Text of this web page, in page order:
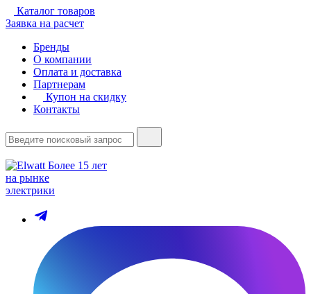
Каталог товаров
Заявка на расчет
Бренды
О компании
Оплата и доставка
Партнерам
Купон на скидку
Контакты
Более 15 лет
на рынке
электрики